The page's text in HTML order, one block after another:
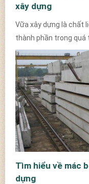
xây dựng
Vữa xây dựng là chất
thành phần trong quá
Tìm hiểu về mác
dựng